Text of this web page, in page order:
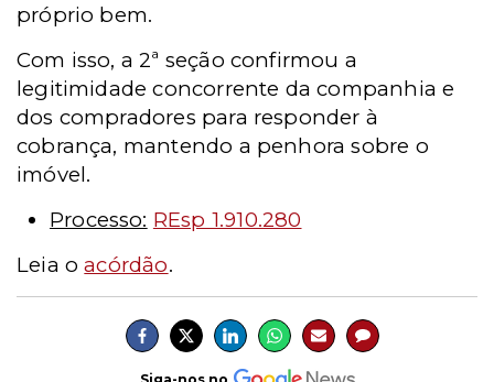
próprio bem.
Com isso, a 2ª seção confirmou a
legitimidade concorrente da companhia e
dos compradores para responder à
cobrança, mantendo a penhora sobre o
imóvel.
Processo: REsp 1.910.280
Leia oacórdão.